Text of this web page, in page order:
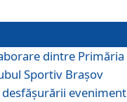
dintre Primăria
Sportiv Brașov